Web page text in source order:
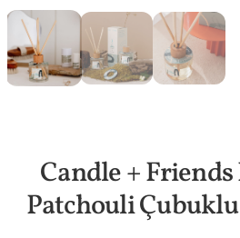
Candle +
Patchouli